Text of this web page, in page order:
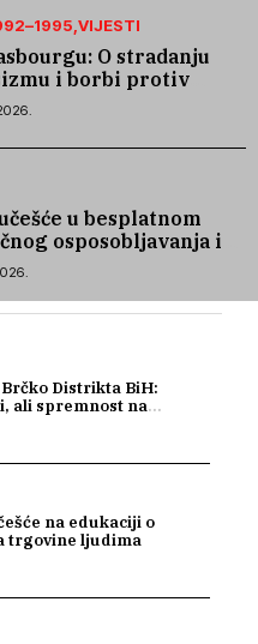
VIJESTI
O stradanju
i borbi protiv
u besplatnom
osposobljavanja i
Distrikta BiH:
ali spremnost na
na edukaciji o
trgovine ljudima